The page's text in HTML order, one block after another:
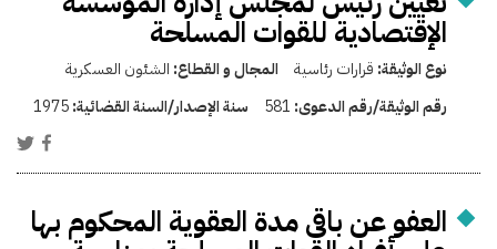
الإقتصادية للقوات المسلحة
نوع الوثيقة: قرارات رئاسية المجال و القطاع: الشئون العسكرية
رقم الوثيقة/رقم الدعوى: 581 سنة الإصدار/السنة القضائية:1975
العفو عن باقى مدة العقوية المحكوم بها